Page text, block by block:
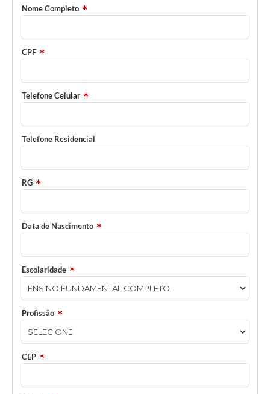
Nome Completo
CPF
Telefone Celular
Telefone Residencial
RG
Data de Nascimento
Escolaridade
Profissão
CEP